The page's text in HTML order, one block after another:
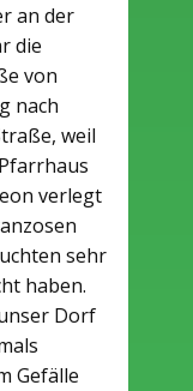
an der
die
von
nach
weil
verlegt
sehr
haben.
Dorf
Gefälle